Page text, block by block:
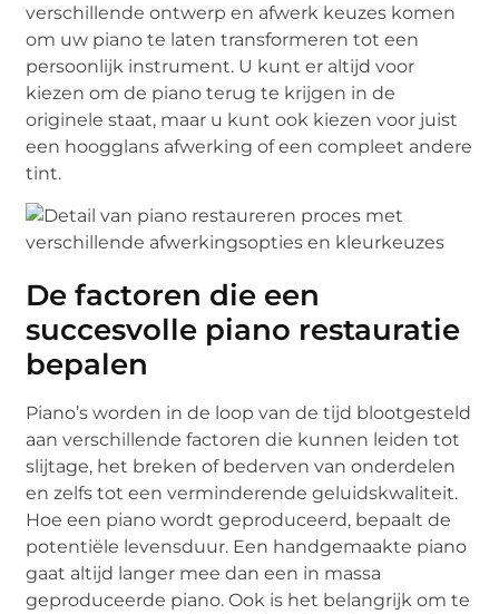
verschillende ontwerp en afwerk keuzes komen
om uw piano te laten transformeren tot een
persoonlijk instrument. U kunt er altijd voor
kiezen om de piano terug te krijgen in de
originele staat, maar u kunt ook kiezen voor juist
een hoogglans afwerking of een compleet andere
tint.
De factoren die een
succesvolle piano restauratie
bepalen
Piano’s worden in de loop van de tijd blootgesteld
aan verschillende factoren die kunnen leiden tot
slijtage, het breken of bederven van onderdelen
en zelfs tot een verminderende geluidskwaliteit.
Hoe een piano wordt geproduceerd, bepaalt de
potentiële levensduur. Een handgemaakte piano
gaat altijd langer mee dan een in massa
geproduceerde piano. Ook is het belangrijk om te